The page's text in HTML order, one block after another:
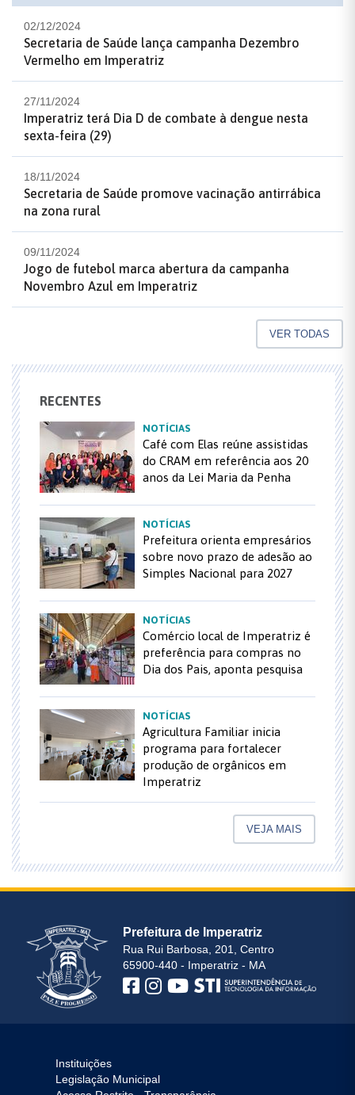
02/12/2024
Secretaria de Saúde lança campanha Dezembro
Vermelho em Imperatriz
27/11/2024
Imperatriz terá Dia D de combate à dengue nesta
sexta-feira (29)
18/11/2024
Secretaria de Saúde promove vacinação antirrábica
na zona rural
09/11/2024
Jogo de futebol marca abertura da campanha
Novembro Azul em Imperatriz
VER TODAS
RECENTES
NOTÍCIAS
Café com Elas reúne assistidas
do CRAM em referência aos 20
anos da Lei Maria da Penha
NOTÍCIAS
Prefeitura orienta empresários
sobre novo prazo de adesão ao
Simples Nacional para 2027
NOTÍCIAS
Comércio local de Imperatriz é
preferência para compras no
Dia dos Pais, aponta pesquisa
NOTÍCIAS
Agricultura Familiar inicia
programa para fortalecer
produção de orgânicos em
Imperatriz
VEJA MAIS
Prefeitura de Imperatriz
Rua Rui Barbosa, 201, Centro
65900-440 - Imperatriz - MA
Instituições
Legislação Municipal